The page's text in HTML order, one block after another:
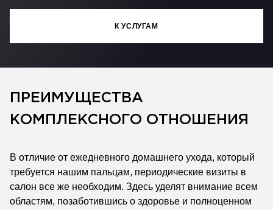
К УСЛУГАМ
ПРЕИМУЩЕСТВА
КОМПЛЕКСНОГО ОТНОШЕНИЯ
В отличие от ежедневного домашнего ухода, который
требуется нашим пальцам, периодические визиты в
салон все же необходим. Здесь уделят внимание всем
областям, позаботившись о здоровье и полноценном